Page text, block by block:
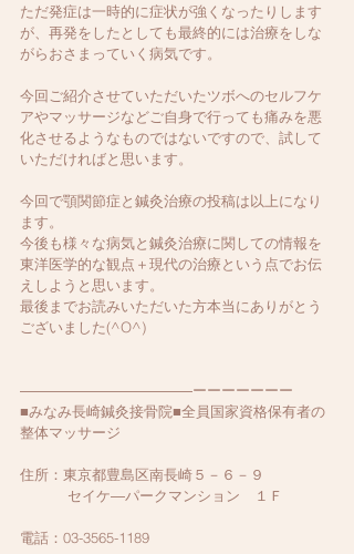
ただ発症は一時的に症状が強くなったりします
が、再発をしたとしても最終的には治療をしな
がらおさまっていく病気です。
今回ご紹介させていただいたツボへのセルフケ
アやマッサージなどご自身で行っても痛みを悪
化させるようなものではないですので、試して
いただければと思います。
今回で顎関節症と鍼灸治療の投稿は以上になり
ます。
今後も様々な病気と鍼灸治療に関しての情報を
東洋医学的な観点＋現代の治療という点でお伝
えしようと思います。
最後までお読みいただいた方本当にありがとう
ございました(^O^)
――――――――――――ーーーーーーー
■みなみ長崎鍼灸接骨院■全員国家資格保有者の
整体マッサージ
住所：東京都豊島区南長崎５－６－９
セイケ―パークマンション　１Ｆ
電話：03-3565-1189